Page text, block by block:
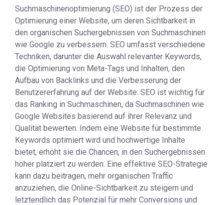
Suchmaschinenoptimierung (SEO) ist der Prozess der
Optimierung einer Website, um deren Sichtbarkeit in
den organischen Suchergebnissen von Suchmaschinen
wie Google zu verbessern. SEO umfasst verschiedene
Techniken, darunter die Auswahl relevanter Keywords,
die Optimierung von Meta-Tags und Inhalten, den
Aufbau von Backlinks und die Verbesserung der
Benutzererfahrung auf der Website. SEO ist wichtig für
das Ranking in Suchmaschinen, da Suchmaschinen wie
Google Websites basierend auf ihrer Relevanz und
Qualität bewerten. Indem eine Website für bestimmte
Keywords optimiert wird und hochwertige Inhalte
bietet, erhöht sie die Chancen, in den Suchergebnissen
höher platziert zu werden. Eine effektive SEO-Strategie
kann dazu beitragen, mehr organischen Traffic
anzuziehen, die Online-Sichtbarkeit zu steigern und
letztendlich das Potenzial für mehr Conversions und